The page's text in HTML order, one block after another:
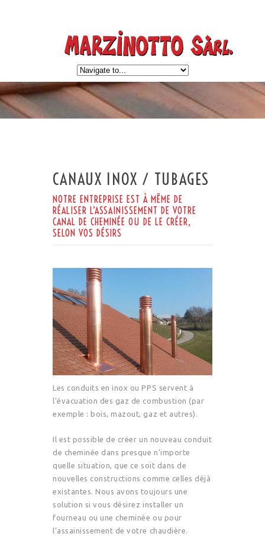
CANAUX INOX / TUBAGES
NOTRE ENTREPRISE EST À MÊME DE
RÉALISER L’ASSAINISSEMENT DE VOTRE
CANAL DE CHEMINÉE OU DE LE CRÉER,
SELON VOS DÉSIRS
Les conduits en inox ou PPS servent à
l’évacuation des gaz de combustion (par
exemple : bois, mazout, gaz et autres).
Il est possible de créer un nouveau conduit
de cheminée dans presque n’importe
quelle situation, que ce soit dans de
nouvelles constructions comme celles déjà
existantes. Nous avons toujours une
solution si vous désirez installer un
fourneau ou une cheminée ou pour
l’assainissement de votre chaudière.